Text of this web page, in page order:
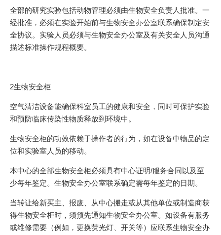
全部的研究实验包括动物管理必须由生物安全负责人批准。一
经批准，必须在实验开始前与生物安全办公室联系确保制定安
全协议。实验人员必须与生物安全办公室及有关安全人员沟通
描述标准操作规程概要。
2生物安全柜
空气清洁设备能确保科室员工的健康和安全，同时可保护实验
和预防临床传染性物质释放到环境中。
生物安全柜的功效依赖于操作者的行为，如在设备中物品的定
位和实验室人员的移动。
本中心的全部生物安全柜必须具有中心证明/服务合同以及至
少每年鉴定。生物安全办公室联系确定需每年鉴定的日期。
当转让给新买主、报废、从中心搬走或从其他单位或制造商获
得生物安全柜时，须预先通知生物安全办公室。如设备有服务
或维修需要（例如，更换荧光灯、开关等）应联系生物安全办